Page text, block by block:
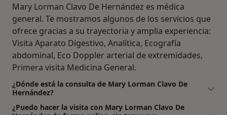
Mary Lorman Clavo De Hernández es médica
general. Te mostramos algunos de los servicios que
ofrece gracias a su trayectoria y amplia experiencia:
Visita Aparato Digestivo, Analítica, Ecografía
abdominal, Eco Doppler arterial de extremidades,
Primera visita Medicina General.
¿Dónde está la consulta de Mary Lorman Clavo De
Hernández?
¿Puedo hacer la visita con Mary Lorman Clavo De